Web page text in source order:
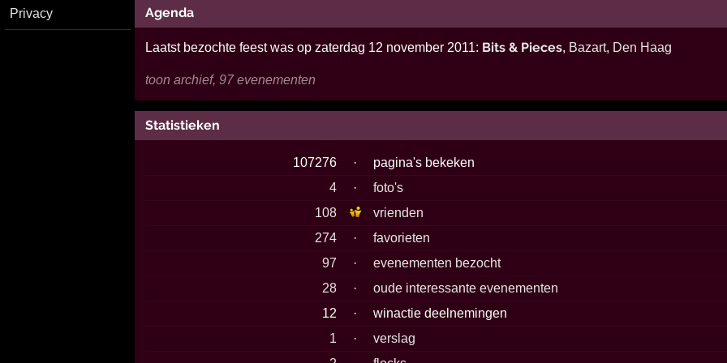
Privacy
Agenda
Laatst bezochte feest was op zaterdag 12 november 2011: Bits & Pieces, Bazart, Den Haag
toon archief, 97 evenementen
Statistieken
107276 ·
pagina's bekeken
4
·
foto's
108
vrienden
274
·
favorieten
97
·
evenementen bezocht
28
·
oude interessante evenementen
12
·
winactie deelnemingen
1
·
verslag